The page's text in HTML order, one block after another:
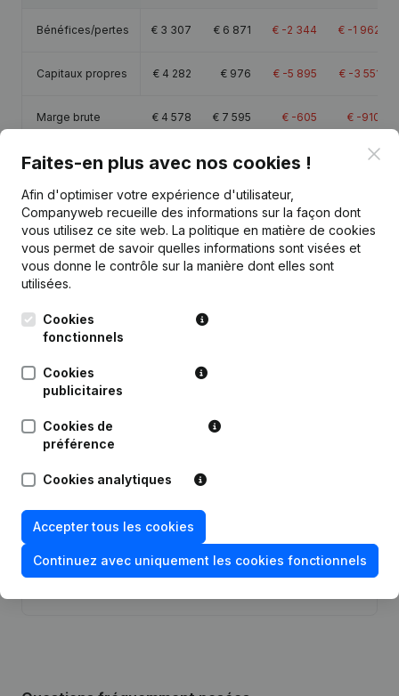
Bénéfices/pertes € 3 307 € 6 871 € -2 344 € -1 962
Capitaux propres € 4 282 € 976 € -5 895 € -3 551
Marge brute € 4 578 € 7 595 € -605 € -910
Publications de Eurosonor
Statuts (Traduction, Coordination,
05-01-2022 Demissions - Nominations
16-03-2020
Modification Forme Juridique
12-04-2017 Siège Social
24-12-2014
Rubrique Constitution (Nouvelle
Personne Morale, Ouverture
Faites-en plus avec nos cookies !
Afin d'optimiser votre expérience d'utilisateur,
Companyweb recueille des informations sur la façon dont
vous utilisez ce site web. La politique en matière de cookies
vous permet de savoir quelles informations sont visées et
vous donne le contrôle sur la manière dont elles sont
utilisées.
Cookies
fonctionnels
Cookies
publicitaires
Cookies de
préférence
Cookies analytiques
Accepter tous les cookies
Continuez avec uniquement les cookies fonctionnels